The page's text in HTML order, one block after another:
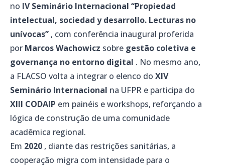
no IV Seminário Internacional “Propiedad
intelectual, sociedad y desarrollo. Lecturas no
unívocas” , com conferência inaugural proferida
por Marcos Wachowicz sobre gestão coletiva e
governança no entorno digital . No mesmo ano,
a FLACSO volta a integrar o elenco do XIV
Seminário Internacional na UFPR e participa do
XIII CODAIP em painéis e workshops, reforçando a
lógica de construção de uma comunidade
acadêmica regional.
Em 2020 , diante das restrições sanitárias, a
cooperação migra com intensidade para o